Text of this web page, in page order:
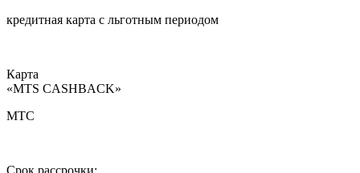
кредитная карта c льготным периодом
Карта
«MTS CASHBACK»
МТС
Срок рассрочки: